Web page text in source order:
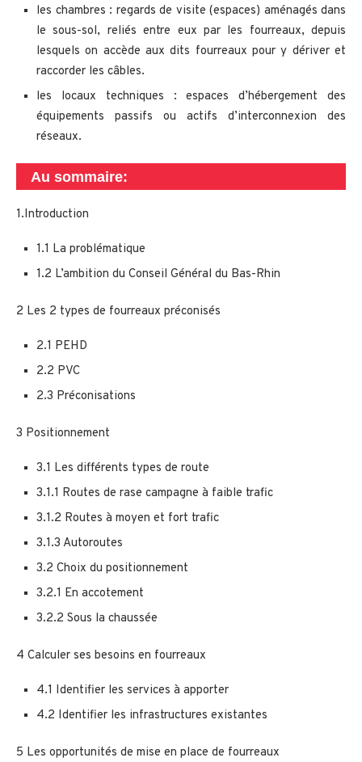
les chambres : regards de visite (espaces) aménagés dans
le sous-sol, reliés entre eux par les fourreaux, depuis
lesquels on accède aux dits fourreaux pour y dériver et
raccorder les câbles.
les locaux techniques : espaces d’hébergement des
équipements passifs ou actifs d’interconnexion des
réseaux.
Au sommaire:
1.Introduction
1.1 La problématique
1.2 L’ambition du Conseil Général du Bas-Rhin
2 Les 2 types de fourreaux préconisés
2.1 PEHD
2.2 PVC
2.3 Préconisations
3 Positionnement
3.1 Les différents types de route
3.1.1 Routes de rase campagne à faible trafic
3.1.2 Routes à moyen et fort trafic
3.1.3 Autoroutes
3.2 Choix du positionnement
3.2.1 En accotement
3.2.2 Sous la chaussée
4 Calculer ses besoins en fourreaux
4.1 Identifier les services à apporter
4.2 Identifier les infrastructures existantes
5 Les opportunités de mise en place de fourreaux